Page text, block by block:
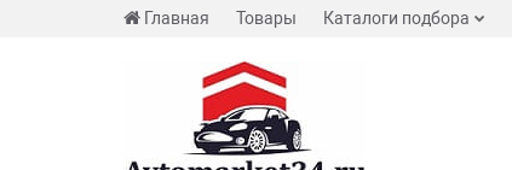
Главная Товары Каталоги подбора